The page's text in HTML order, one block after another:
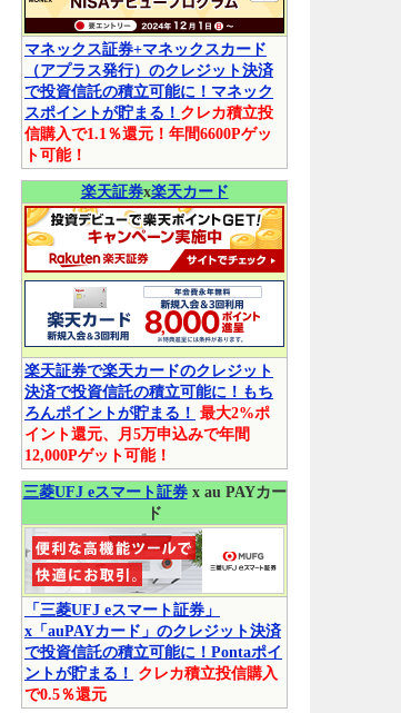
マネックス証券+マネックスカード
（アプラス発行）のクレジット決済
で投資信託の積立可能に！マネック
スポイントが貯まる！ クレカ積立投
信購入で1.1％還元！年間6600Pゲッ
ト可能！
楽天証券x楽天カード
楽天証券で楽天カードのクレジット
決済で投資信託の積立可能に！もち
ろんポイントが貯まる！ 最大2%ポ
イント還元、月5万申込みで年間
12,000Pゲット可能！
三菱UFJ eスマート証券x au PAYカー
ド
「三菱UFJ eスマート証券」
x「auPAYカード」のクレジット決済
で投資信託の積立可能に！Pontaポイ
ントが貯まる！
クレカ積立投信購入
で0.5％還元